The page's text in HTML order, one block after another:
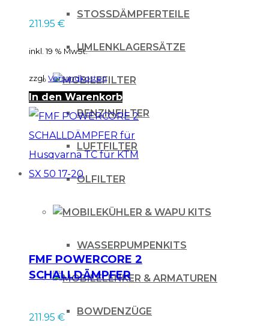
STOSSDÄMPFERTEILE
UMLENKLAGERSÄTZE
FILTER
BENZINFILTER
LUFTFILTER
ÖLFILTER
KÜHLER & WAPU KITS
WASSERPUMPENKITS
LENKER & ARMATUREN
BOWDENZÜGE
211.95 €
inkl. 19 % MwSt.
zzgl.Versandkosten
In den Warenkorb
FMF POWERCORE 2
SCHALLDÄMPFER
für KTM SX 50 17-20
211.95 €